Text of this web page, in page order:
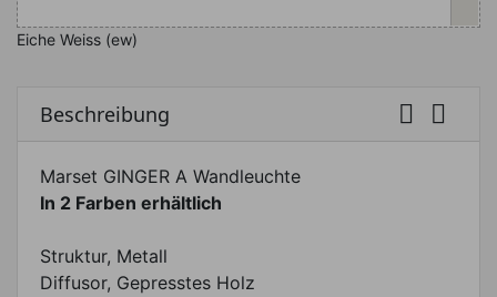
Eiche Weiss (ew)
Beschreibung  
Marset GINGER A Wandleuchte
In 2 Farben erhältlich
Struktur, Metall
Diffusor, Gepresstes Holz